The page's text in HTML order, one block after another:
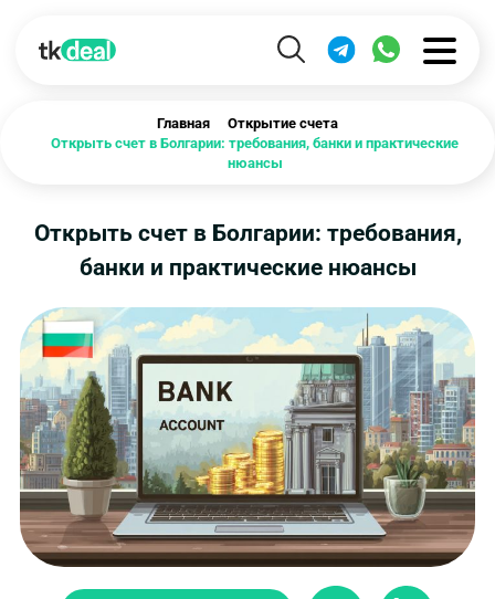
Главная
Открытие счета
Открыть счет в Болгарии: требования, банки и практические
нюансы
Открыть счет в Болгарии: требования,
банки и практические нюансы